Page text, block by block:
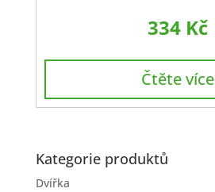
334 Kč
Čtěte více
Kategorie produktů
Dvířka